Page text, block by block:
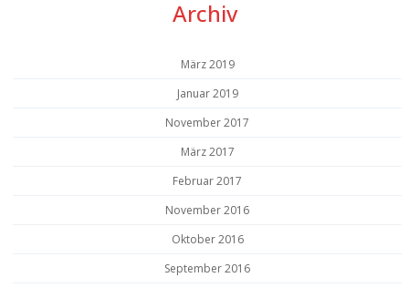
Archiv
März 2019
Januar 2019
November 2017
März 2017
Februar 2017
November 2016
Oktober 2016
September 2016